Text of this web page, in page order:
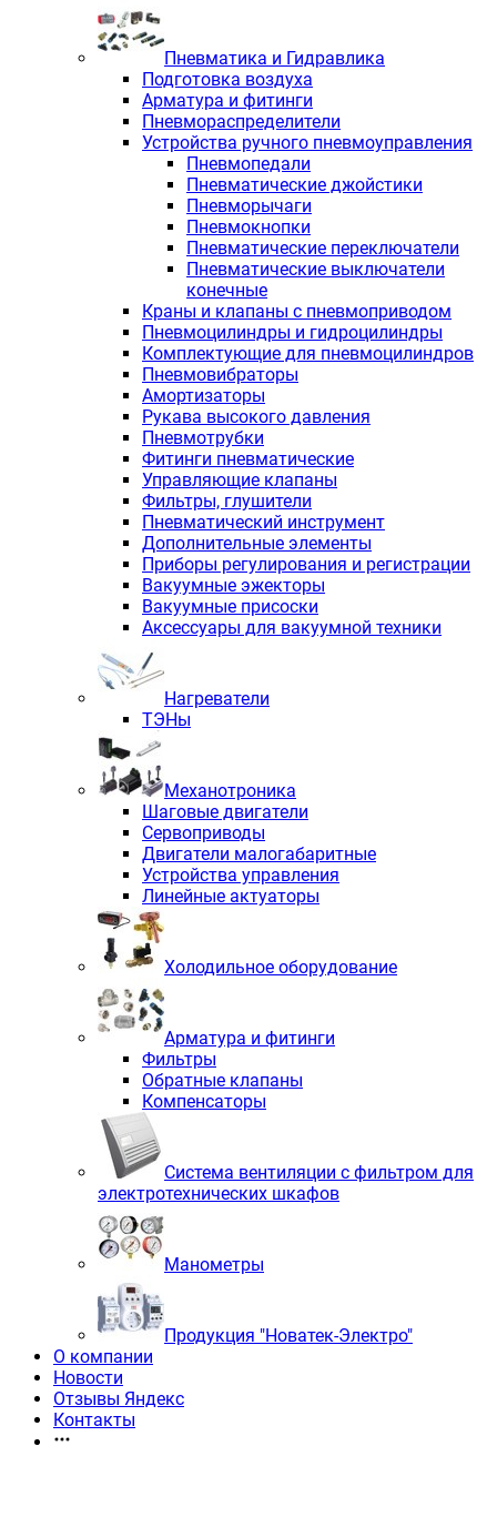
Пневматика и Гидравлика
Подготовка воздуха
Арматура и фитинги
Пневмораспределители
Устройства ручного пневмоуправления
Пневмопедали
Пневматические джойстики
Пневморычаги
Пневмокнопки
Пневматические переключатели
Пневматические выключатели
конечные
Краны и клапаны с пневмоприводом
Пневмоцилиндры и гидроцилиндры
Комплектующие для пневмоцилиндров
Пневмовибраторы
Амортизаторы
Рукава высокого давления
Пневмотрубки
Фитинги пневматические
Управляющие клапаны
Фильтры, глушители
Пневматический инструмент
Дополнительные элементы
Приборы регулирования и регистрации
Вакуумные эжекторы
Вакуумные присоски
Аксессуары для вакуумной техники
Нагреватели
ТЭНы
Механотроника
Шаговые двигатели
Сервоприводы
Двигатели малогабаритные
Устройства управления
Линейные актуаторы
Холодильное оборудование
Арматура и фитинги
Фильтры
Обратные клапаны
Компенсаторы
Система вентиляции с фильтром для
электротехнических шкафов
Манометры
Продукция "Новатек-Электро"
О компании
Новости
Отзывы Яндекс
Контакты